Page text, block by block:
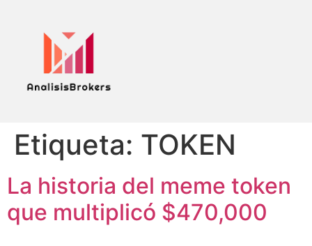
Etiqueta: TOKEN
La historia del meme token
que multiplicó $470,000